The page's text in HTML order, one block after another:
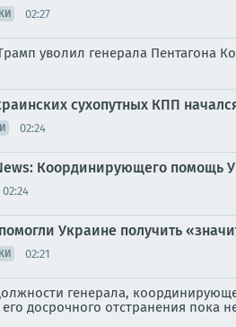
02:27
уволил генерала Пентагона
сухопутных КПП
02:24
Координирующего помощь
02:24
Украине получить
02:21
генерала,
досрочного отстранения пока